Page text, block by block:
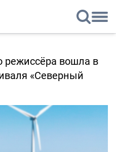
режиссёра вошла в
«Северный